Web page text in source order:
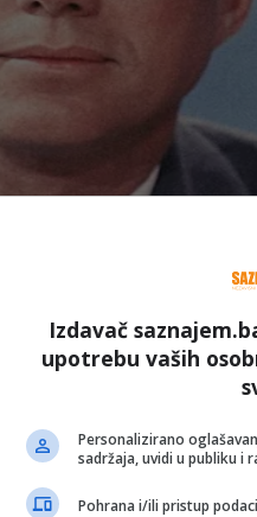
Izdavač
upotrebu vaših
Personalizirano
sadržaja, uvidi u publiku i
Pohrana i/ili pristup